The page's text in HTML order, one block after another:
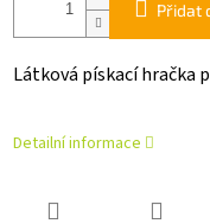
Přidat
Látková pískací hračka
Detailní informace